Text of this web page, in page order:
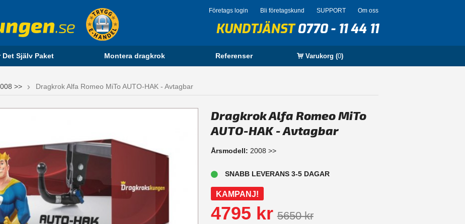
Företags login Bli företagskund SUPPORT Om oss
KUNDTJÄNST0770 - 11 44 11
Det Själv Paket Montera dragkrok Referenser Varukorg (0)
>> Dragkrok Alfa Romeo MiTo AUTO-HAK - Avtagbar
Dragkrok Alfa Romeo MiTo
AUTO-HAK - Avtagbar
Årsmodell: 2008 >>
SNABB LEVERANS 3-5 DAGAR
KAMPANJ!
4795 kr 5650 kr